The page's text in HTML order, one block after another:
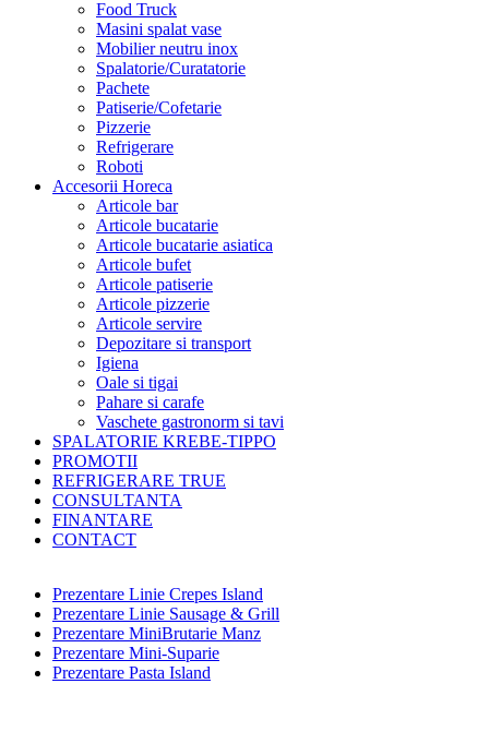
Food Truck
Masini spalat vase
Mobilier neutru inox
Spalatorie/Curatatorie
Pachete
Patiserie/Cofetarie
Pizzerie
Refrigerare
Roboti
Accesorii Horeca
Articole bar
Articole bucatarie
Articole bucatarie asiatica
Articole bufet
Articole patiserie
Articole pizzerie
Articole servire
Depozitare si transport
Igiena
Oale si tigai
Pahare si carafe
Vaschete gastronorm si tavi
SPALATORIE KREBE-TIPPO
PROMOTII
REFRIGERARE TRUE
CONSULTANTA
FINANTARE
CONTACT
Prezentare Linie Crepes Island
Prezentare Linie Sausage & Grill
Prezentare MiniBrutarie Manz
Prezentare Mini-Suparie
Prezentare Pasta Island